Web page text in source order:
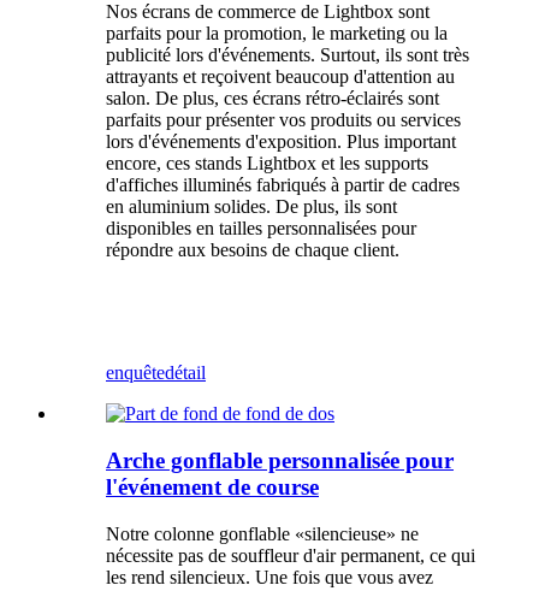
Nos écrans de commerce de Lightbox sont
parfaits pour la promotion, le marketing ou la
publicité lors d'événements. Surtout, ils sont très
attrayants et reçoivent beaucoup d'attention au
salon. De plus, ces écrans rétro-éclairés sont
parfaits pour présenter vos produits ou services
lors d'événements d'exposition. Plus important
encore, ces stands Lightbox et les supports
d'affiches illuminés fabriqués à partir de cadres
en aluminium solides. De plus, ils sont
disponibles en tailles personnalisées pour
répondre aux besoins de chaque client.
enquêtedétail
Arche gonflable personnalisée pour
l'événement de course
Notre colonne gonflable «silencieuse» ne
nécessite pas de souffleur d'air permanent, ce qui
les rend silencieux. Une fois que vous avez